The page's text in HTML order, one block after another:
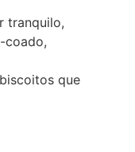
tranquilo,
coado,
que